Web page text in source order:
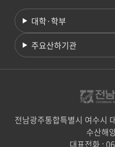
대학·학부
주요산하기관
전남광주통합특별시 여수시
수산해
대표전화 :